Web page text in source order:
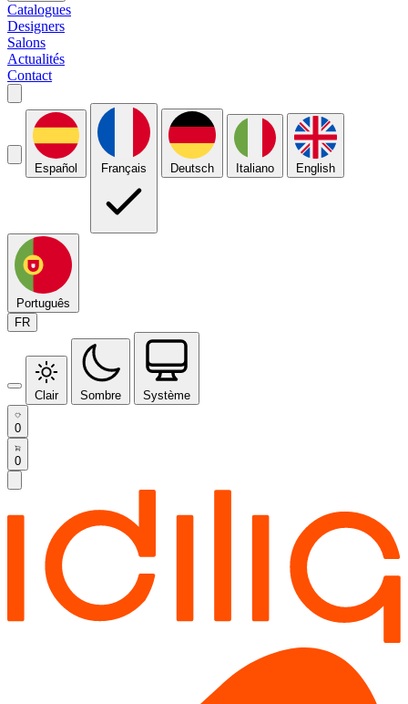
Catalogues
Designers
Salons
Actualités
Contact
Español Français Deutsch Italiano English
Português
FR
Clair Sombre Système
0
0